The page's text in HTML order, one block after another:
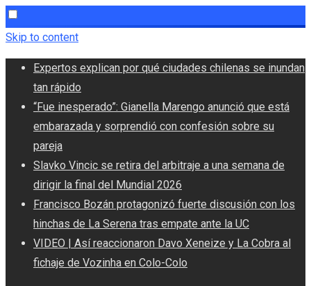
Skip to content
Expertos explican por qué ciudades chilenas se inundan
tan rápido
“Fue inesperado”: Gianella Marengo anunció que está
embarazada y sorprendió con confesión sobre su
pareja
Slavko Vincic se retira del arbitraje a una semana de
dirigir la final del Mundial 2026
Francisco Bozán protagonizó fuerte discusión con los
hinchas de La Serena tras empate ante la UC
VIDEO | Así reaccionaron Davo Xeneize y La Cobra al
fichaje de Vozinha en Colo-Colo